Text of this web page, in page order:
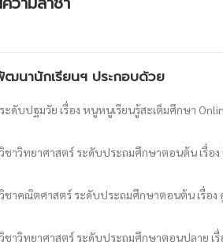
ฒนานักเรียนฯ ประกอบด้วย
บปฐมวัย เรื่อง หนูหนูเรียนรู้สะเต็มศึกษา
วิทยาศาสตร์ ระดับประถมศึกษาตอนต้น เรื่อง
าคณิตศาสตร์ ระดับประถมศึกษาตอนต้น เรื่อง
วิทยาศาสตร์ ระดับประถมศึกษาตอนปลาย เรื่